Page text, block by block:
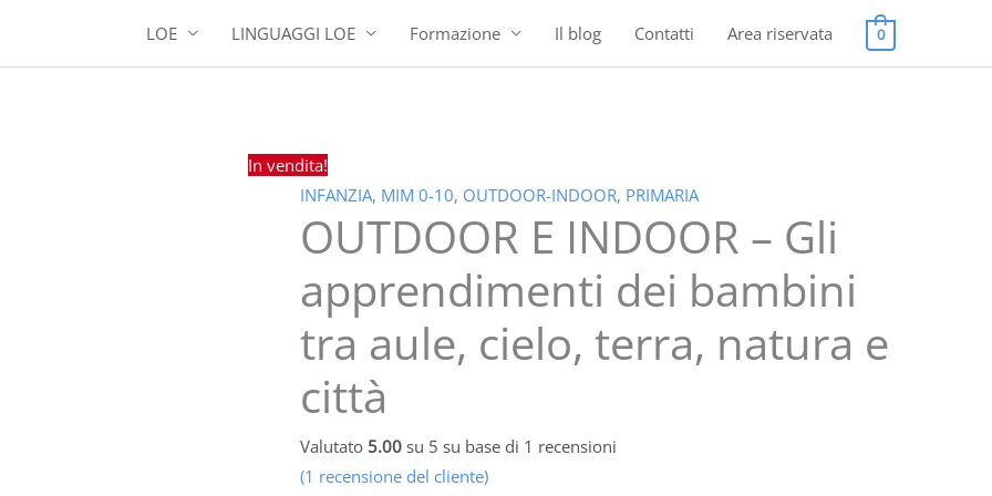
LOE LINGUAGGI LOE Formazione Il blog Contatti Area riservata 0
In vendita!
INFANZIA, MIM 0-10, OUTDOOR-INDOOR, PRIMARIA
OUTDOOR E INDOOR – Gli
apprendimenti dei bambini
tra aule, cielo, terra, natura e
città
Valutato 5.00su 5 su base di 1 recensioni
(1 recensione del cliente)
originale attuale
è:
E
INDOOR
-
apprendimenti
dei
bambini
tra
aule,
cielo,
terra,